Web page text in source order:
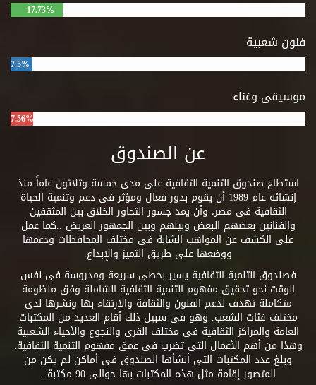
17.73%
فنون شعبية
7.5%
موسيقى وغناء
7.56%
عن الصندوق
استطاع صندوق التنمية الثقافية على مدى خمسة وثلاثون عاماً منذ
إنشائه عام 1989 أن يقوم بدور فعال ومؤثر فى دعم وتنمية الحياة
الثقافية فى مصر، وأن يمد جسور التحاور الخلاق بين المثقفين
والفنانين بعضهم البعض وبينهم وبين الجمهور العريض ..كما عمل
على الكشف عن المواهب الشابة فى مختلف المحافظات ودعمها
ووضعها على طريق التميز والإبداع.
فصندوق التنمية الثقافية يسير بخطى سريعة ومدروسة فى نفس
الوقت نحو تحقيق مفهوم التنمية الثقافية الشاملة وفق منظومة
متكاملة تهدف لدعم الفنون والثقافة والارتقاء بها ونشرها لدى
مختلف فئات الشعب. وهو فى سبيل ذلك أقام العديد من المكتبات
العامة والمراكز الثقافية فى مختلف القرى والنجوع والأحياء الشعبية
وهذا من أهم الأعمال التى تضرب فى عمق مفهوم التنمية الثقافية.
وبلغ عدد المكتبات التى أنشأها الصندوق فى أماكن لم يكن من
المتصور إقامة مثل هذه المكتبات بها حوالى 90 مكتبة .